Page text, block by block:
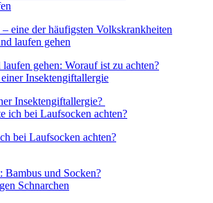
eine der häufigsten Volkskrankheiten
gehen: Worauf ist zu achten?
Insektengiftallergie?
bei Laufsocken achten?
Bambus und Socken?